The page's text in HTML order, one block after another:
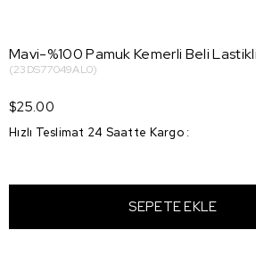
Mavi-%100 Pamuk Kemerli Beli
(23DS77049AL0)
$25.00
Hızlı Teslimat 24 Saatte Kargo :